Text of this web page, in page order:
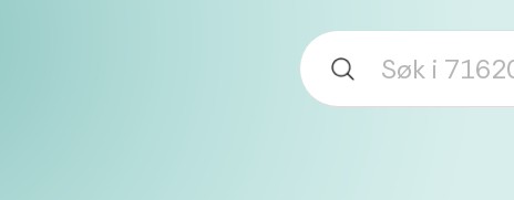
Søkeord: